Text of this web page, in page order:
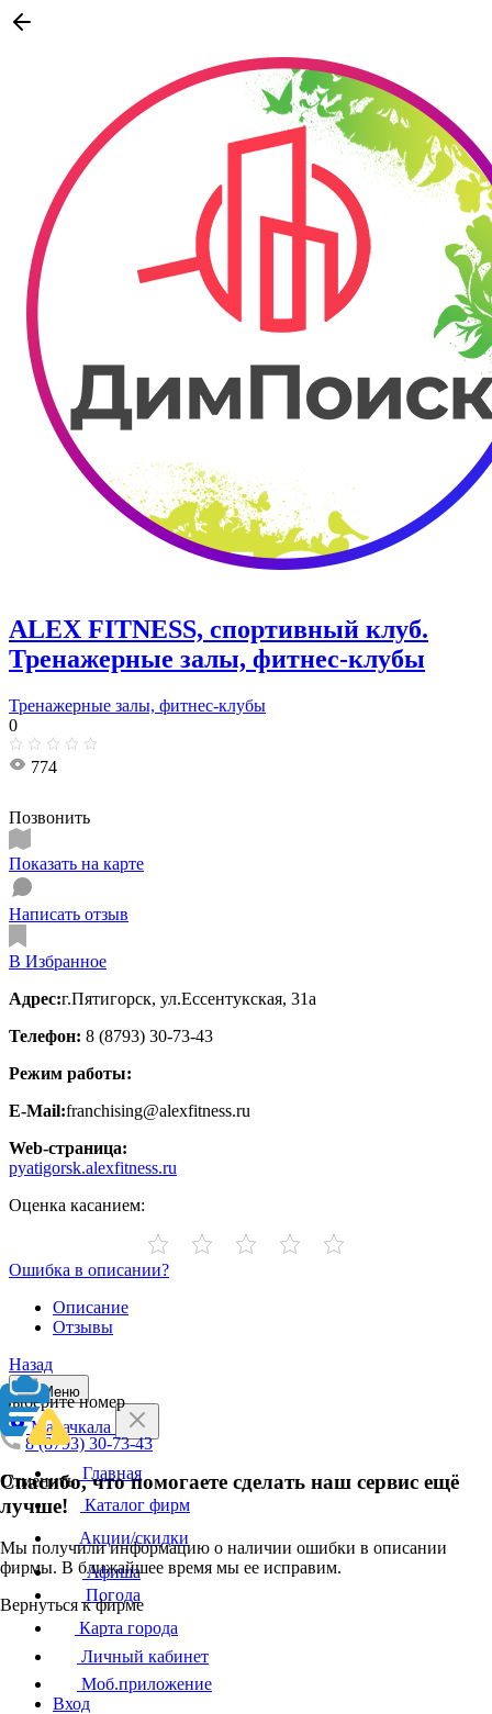
ALEX FITNESS, спортивный клуб.
Тренажерные залы, фитнес-клубы
Тренажерные залы, фитнес-клубы
0
774
Позвонить
Показать на карте
Написать отзыв
В Избранное
Адрес:г.Пятигорск, ул.Ессентукская, 31а
Телефон: 8 (8793) 30-73-43
Режим работы:
E-Mail:franchising@alexfitness.ru
Web-страница:
pyatigorsk.alexfitness.ru
Оценка касанием:
Ошибка в описании?
Описание
Отзывы
Назад
Выберите номер
8 (8793) 30-73-43
Отменить
Спасибо, что помогаете сделать наш сервис ещё
лучше!
Мы получили информацию о наличии ошибки в описании
фирмы. В ближайшее время мы ее исправим.
Вернуться к фирме
Меню
Махачкала
Главная
Каталог фирм
Акции/скидки
Афиша
Погода
Карта города
Личный кабинет
Моб.приложение
Вход